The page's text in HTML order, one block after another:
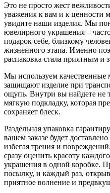
Это не просто жест
уважения к вам и к ценности
увидите наши изделия. Мы
ювелирного украшения –
подарок себе, близкому
жизненного этапа. Именно
распаковка стала приятным
Мы используем качественные
защищают изделие при
ощупь. Внутри вы найдете не
мягкую подкладку, которая
сохраняет блеск.
Раздельная упаковка
вашем заказе будет
избегая трения и
сразу оценить красоту
украшения в одной коробке.
посылку, и каждый раз,
приятное волнение и